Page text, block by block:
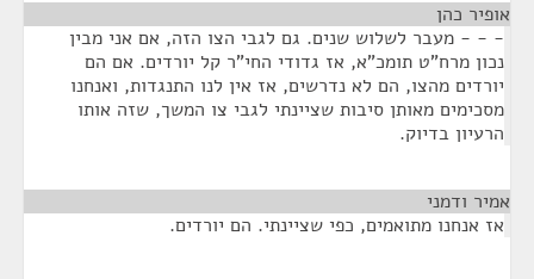
אופיר כהן
- - - מעבר לשלוש שנים. גם לגבי הצו הזה, אם אני מבין
נכון מרח"ט תומכ"א, אז גדודי החי"ר קל יורדים. אם הם
יורדים מהצו, הם לא נדרשים, אז אין לנו התנגדות, ואנחנו
מסכימים מאותן סיבות שציינתי לגבי צו המשך, שזה אותו
הרעיון בדיוק.
אמיר ודמני
אז אנחנו מתואמים, כפי שציינתי. הם יורדים.